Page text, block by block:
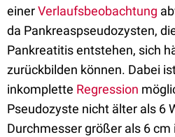
einerVerlaufsbeobachtung
da Pankreaspseudozysten,
Pankreatitis entstehen, sich
zurückbilden können. Dabei
inkomplette Regression
Pseudozyste nicht älter als 6
Durchmesser größer als 6 cm